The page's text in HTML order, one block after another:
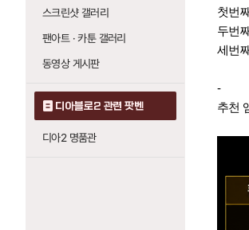
스크린샷 갤러리
팬아트 · 카툰 갤러리
동영상 게시판
디아블로2 관련 팟벤
디아2 명품관
첫번
두번
세번
-
추천